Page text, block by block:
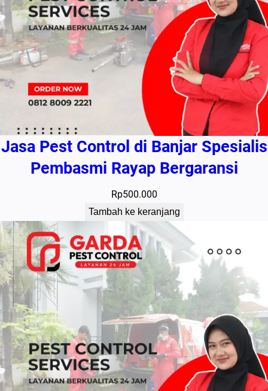
Jasa Pest Control di Banjar Spesialis
Pembasmi Rayap Bergaransi
Rp500.000
Tambah ke keranjang